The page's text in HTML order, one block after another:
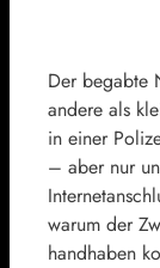
Der begabte
andere als
in einer
– aber nur
warum der
handhaben